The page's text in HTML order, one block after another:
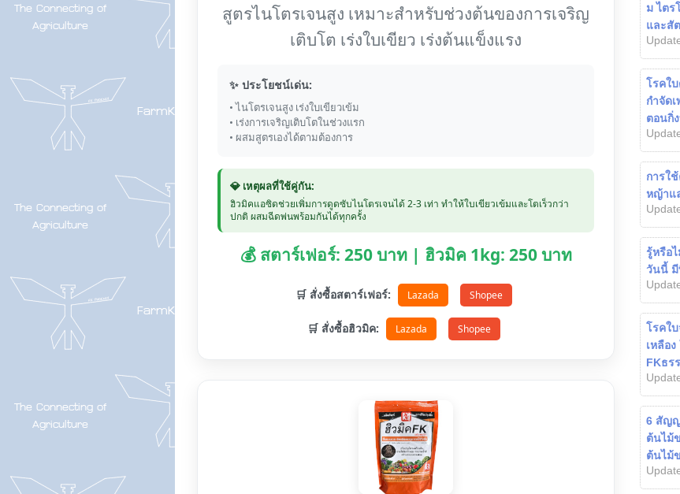
สูตรไนโตรเจนสูง เหมาะสำหรับช่วงต้นของการเจริญ
เติบโต เร่งใบเขียว เร่งต้นแข็งแรง
✨ ประโยชน์เด่น:
• ไนโตรเจนสูง เร่งใบเขียวเข้ม
• เร่งการเจริญเติบโตในช่วงแรก
• ผสมสูตรเองได้ตามต้องการ
💎 เหตุผลที่ใช้คู่กัน:
ฮิวมิคแอซิดช่วยเพิ่มการดูดซับไนโตรเจนได้ 2-3 เท่า ทำให้ใบเขียวเข้มและโตเร็วกว่า
ปกติ ผสมฉีดพ่นพร้อมกันได้ทุกครั้ง
💰 สตาร์เฟอร์: 250 บาท | ฮิวมิค 1kg: 250 บาท
🛒 สั่งซื้อสตาร์เฟอร์: Lazada Shopee
🛒 สั่งซื้อฮิวมิค: Lazada Shopee
ม ไตร
และสั
โรคใ
กำจัด
ตอนกิ่
การใ
หญ้าแ
รู้หรือ
วันนี้ มี
โรคใ
เหลือ
FKธร
6 สัญ
ต้นไม้
ต้นไม้